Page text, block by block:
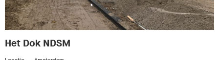
Het Dok NDSM